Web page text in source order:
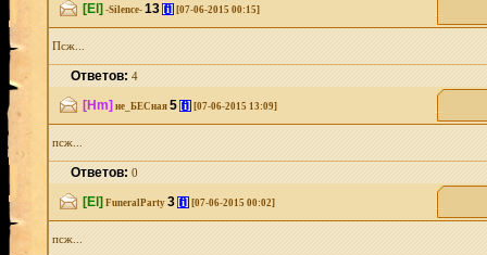
[El] -Silence- 13 [i] [07-06-2015 00:15]
Псж...
Ответов:4
[Hm] не_БЕСная 5 [i] [07-06-2015 13:09]
псж...
Ответов:0
[El] FuneralParty 3 [i] [07-06-2015 00:02]
псж...